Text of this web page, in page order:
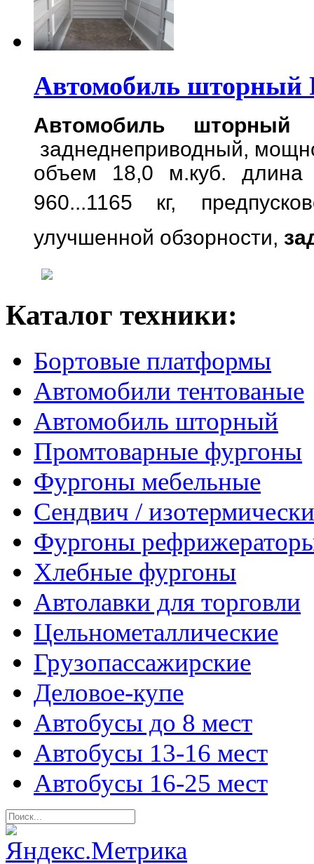
Автомобиль шторный
Автомобиль
заднеднеприводный,
объем 18,0 м.куб. длина
960...1165 кг,
улучшенной обзорности,
Каталог техники:
Бортовые платформы
Автомобили тентованые
Автомобиль шторный
Промтоварные фургоны
Фургоны мебельные
Сендвич /
Фургоны
Хлебные фургоны
Автолавки для торговли
Цельнометаллические
Грузопассажирские
Деловое-купе
Автобусы до 8 мест
Автобусы 13-16 мест
Автобусы 16-25 мест